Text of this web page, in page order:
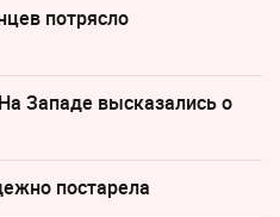
потрясло
Западе высказались о
постарела